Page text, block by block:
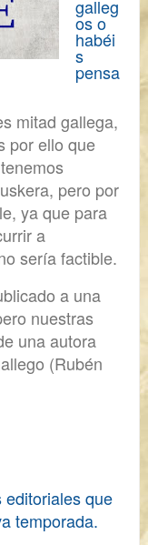
galleg
os o
habéi
s
pensa
mitad gallega,
por ello que
pero por
ya que para
a
sería factible.
a una
nuestras
una autora
(Rubén
editoriales que
temporada.